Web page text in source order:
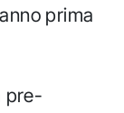
prima
pre-